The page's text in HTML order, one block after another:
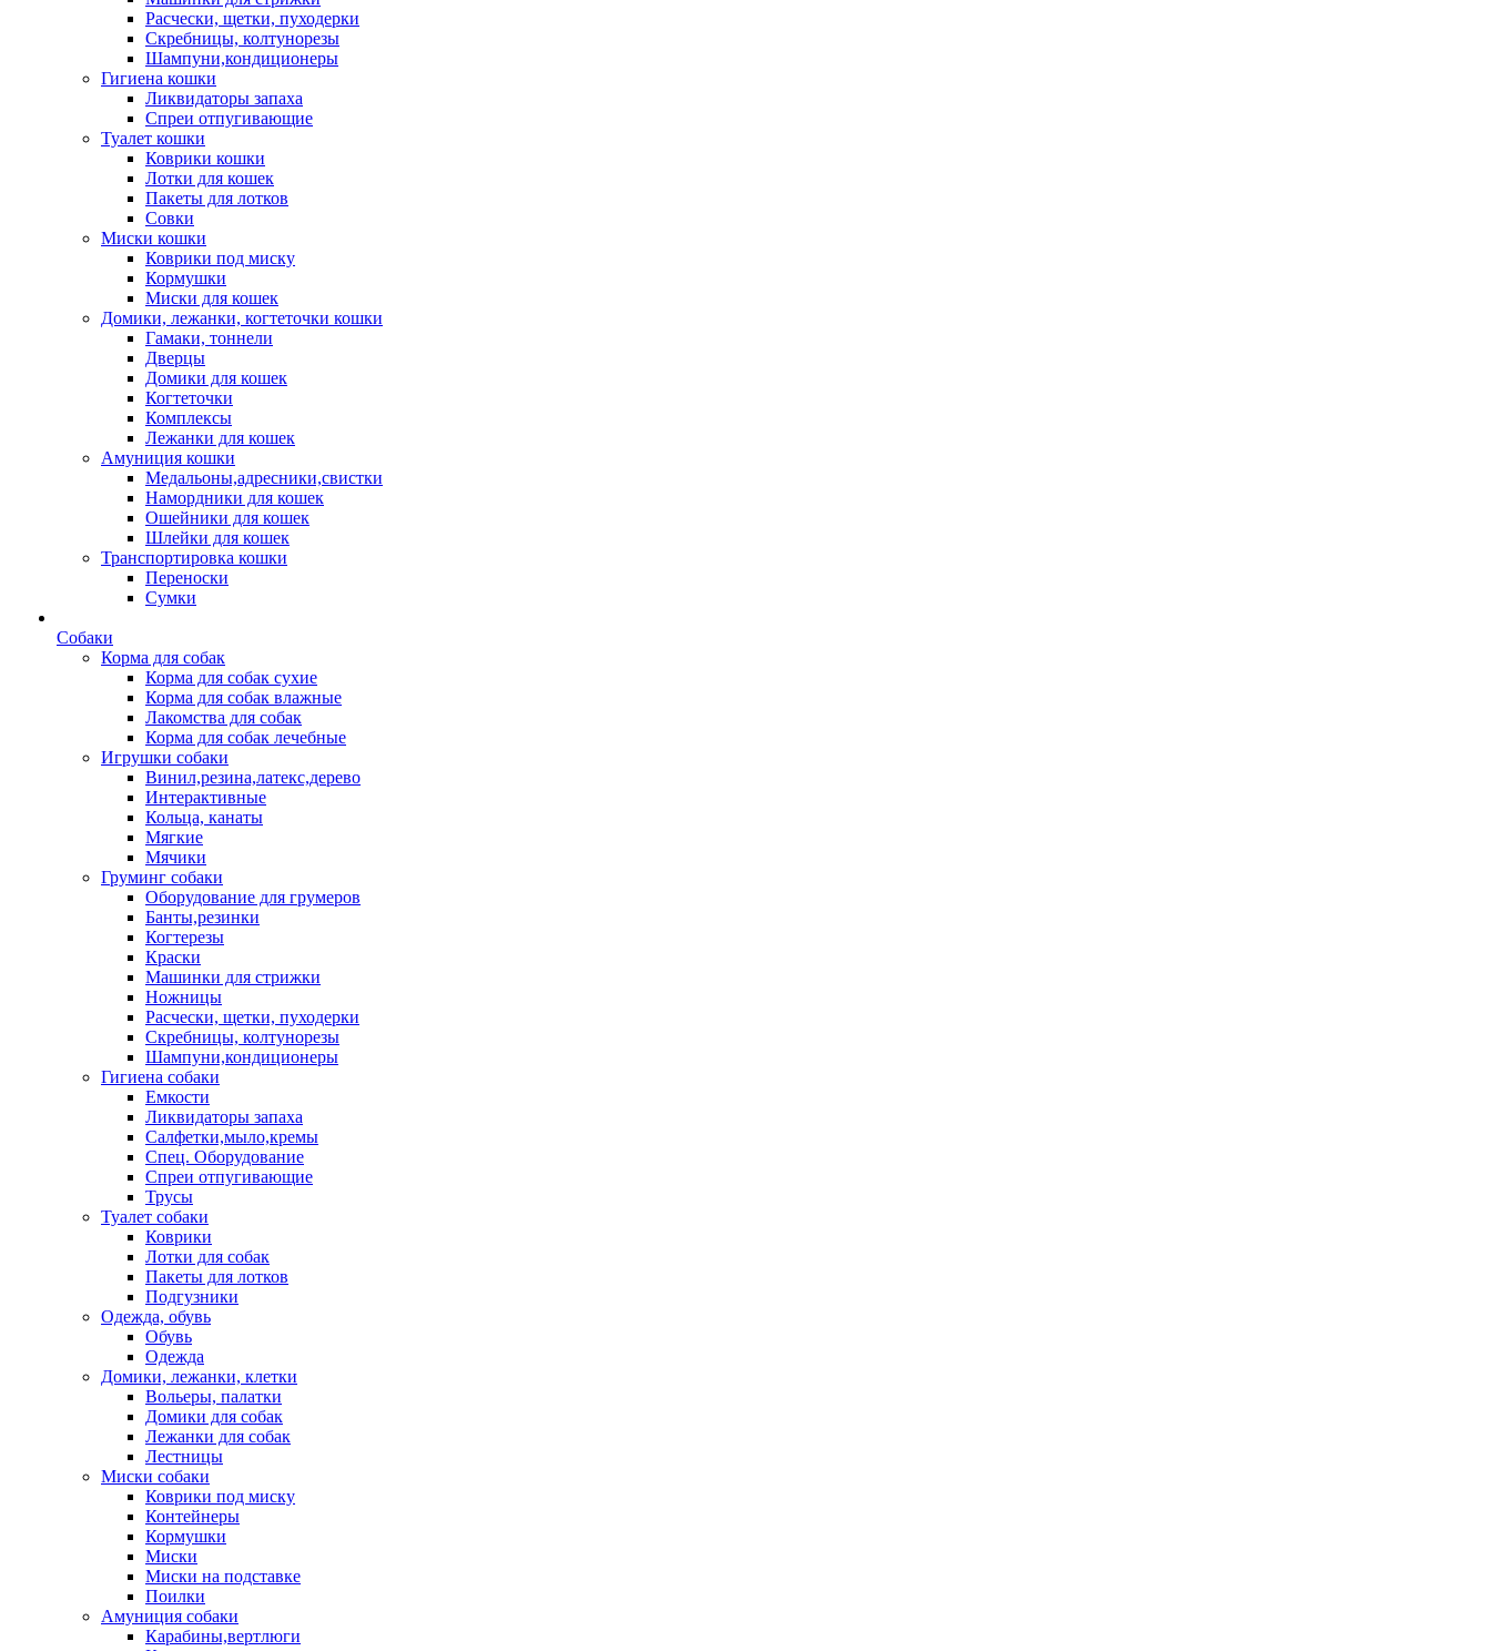
Расчески, щетки, пуходерки
Скребницы, колтунорезы
Шампуни,кондиционеры
Гигиена кошки
Ликвидаторы запаха
Спреи отпугивающие
Туалет кошки
Коврики кошки
Лотки для кошек
Пакеты для лотков
Совки
Миски кошки
Коврики под миску
Кормушки
Миски для кошек
Домики, лежанки, когтеточки кошки
Гамаки, тоннели
Дверцы
Домики для кошек
Когтеточки
Комплексы
Лежанки для кошек
Амуниция кошки
Медальоны,адресники,свистки
Намордники для кошек
Ошейники для кошек
Шлейки для кошек
Транспортировка кошки
Переноски
Сумки
Собаки
Корма для собак
Корма для собак сухие
Корма для собак влажные
Лакомства для собак
Корма для собак лечебные
Игрушки собаки
Винил,резина,латекс,дерево
Интерактивные
Кольца, канаты
Мягкие
Мячики
Груминг собаки
Оборудование для грумеров
Банты,резинки
Когтерезы
Краски
Машинки для стрижки
Ножницы
Расчески, щетки, пуходерки
Скребницы, колтунорезы
Шампуни,кондиционеры
Гигиена собаки
Емкости
Ликвидаторы запаха
Салфетки,мыло,кремы
Спец. Оборудование
Спреи отпугивающие
Трусы
Туалет собаки
Коврики
Лотки для собак
Пакеты для лотков
Подгузники
Одежда, обувь
Обувь
Одежда
Домики, лежанки, клетки
Вольеры, палатки
Домики для собак
Лежанки для собак
Лестницы
Миски собаки
Коврики под миску
Контейнеры
Кормушки
Миски
Миски на подставке
Поилки
Амуниция собаки
Карабины,вертлюги